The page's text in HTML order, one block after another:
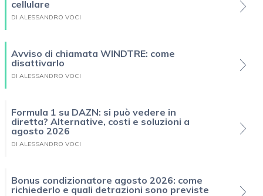
cellulare
DI ALESSANDRO VOCI
Avviso di chiamata WINDTRE: come
disattivarlo
DI ALESSANDRO VOCI
Formula 1 su DAZN: si può vedere in
diretta? Alternative, costi e soluzioni a
agosto 2026
DI ALESSANDRO VOCI
Bonus condizionatore agosto 2026: come
richiederlo e quali detrazioni sono previste